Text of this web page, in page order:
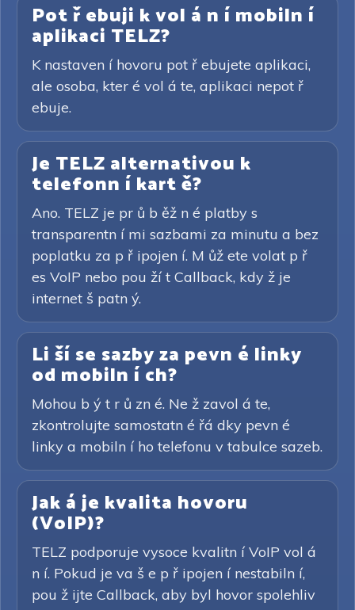
Pot ř ebuji k vol á n í mobiln í
aplikaci TELZ?
K nastaven í hovoru pot ř ebujete aplikaci,
ale osoba, kter é vol á te, aplikaci nepot ř
ebuje.
Je TELZ alternativou k
telefonn í kart ě?
Ano. TELZ je pr ů b ěž n é platby s
transparentn í mi sazbami za minutu a bez
poplatku za p ř ipojen í. M ůž ete volat p ř
es VoIP nebo pou ží t Callback, kdy ž je
internet š patn ý.
Li ší se sazby za pevn é linky
od mobiln í ch?
Mohou b ý t r ů zn é. Ne ž zavol á te,
zkontrolujte samostatn é řá dky pevn é
linky a mobiln í ho telefonu v tabulce sazeb.
Jak á je kvalita hovoru
(VoIP)?
TELZ podporuje vysoce kvalitn í VoIP vol á
n í. Pokud je va š e p ř ipojen í nestabiln í,
pou ž ijte Callback, aby byl hovor spolehliv